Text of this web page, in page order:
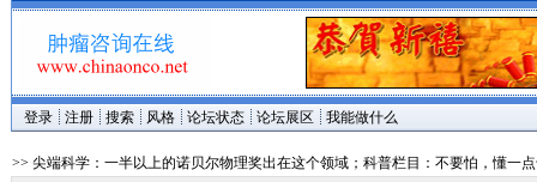
登录 注册 搜索 风格 论坛状态 论坛展区 我能做什么
>> 尖端科学：一半以上的诺贝尔物理奖出在这个领域；科普栏目：不要怕，懂一